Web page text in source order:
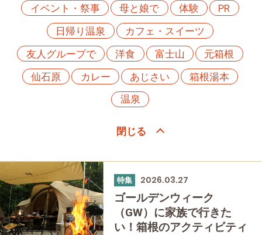
イベント・祭事
母と娘で 体験
PR
日帰り温泉
カフェ・スイーツ
友人グループで
洋食 富士山
元箱根
仙石原
カレー あじさい
箱根湯本
温泉
特集 2026.03.27
ゴールデンウィーク
（GW）に家族で行きた
い！箱根のアクティビティ